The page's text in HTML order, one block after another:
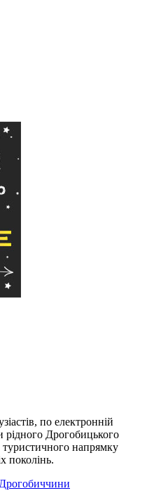
по електронній
рідного Дрогобицького
напрямку
поколінь.